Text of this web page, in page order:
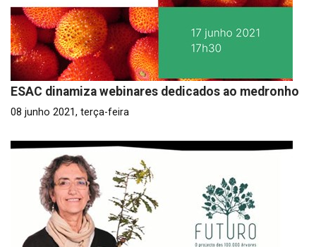
ESAC dinamiza webinares dedicados ao medronho
08 junho 2021, terça-feira